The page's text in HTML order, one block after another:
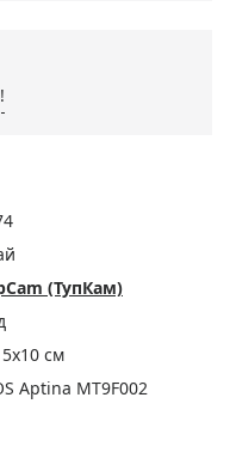
(ТупКам)
см
Aptina MT9F002